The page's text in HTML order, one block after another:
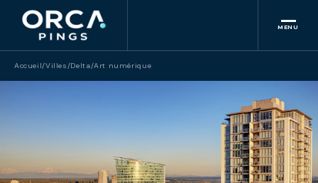
MENU
Accueil/Villes/Delta/Art numérique